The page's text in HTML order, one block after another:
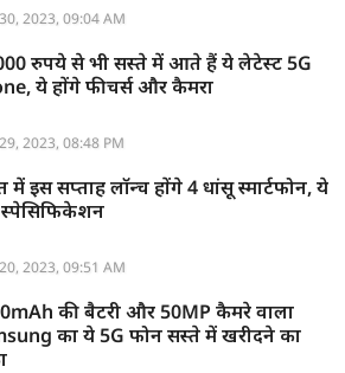
2023, 09:04 AM
रुपये से भी सस्ते में आते हैं ये लेटेस्ट 5G
ये होंगे फीचर्स और कैमरा
2023, 08:48 PM
में इस सप्ताह लॉन्च होंगे 4 धांसू स्मार्टफोन, ये
स्पेसिफिकेशन
2023, 09:51 AM
की बैटरी और 50MP कैमरे वाला
का ये 5G फोन सस्ते में खरीदने का